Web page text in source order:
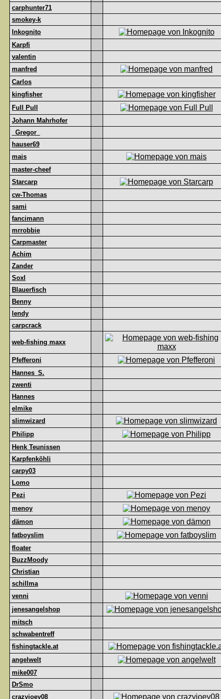
carphunter71
smokey-k
Inkognito
Karpfi
valentin
manfred
Carlos
kingfisher
Full Pull
Johann Mahrhofer
_Gregor_
hauser69
mais
master-cheef
Starcarp
cw-Thomas
sami
fancimann
mrrobbie
Carpmaster
Achim
Zander
Soxl
Blauerfisch
Benny
lendy
carpcrack
web-fishing maxx
Pfefferoni
Hannes_S.
zwenti
Hannes
elmike
slimwizard
Philipp
Henk Teunissen
Karpfenköhli
carpy03
Lomo
Pezi
menoy
dämon
fatboyslim
floater
BuzzMoody
Christian
schillma
venni
jenesangelshop
mitsch
schwabentreff
fishingtackle.at
angelwelt
mike007
DrSmo
crazyjoey08